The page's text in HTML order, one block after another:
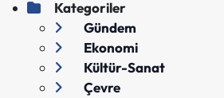
Kategoriler
Gündem
Ekonomi
Kültür-Sanat
Çevre